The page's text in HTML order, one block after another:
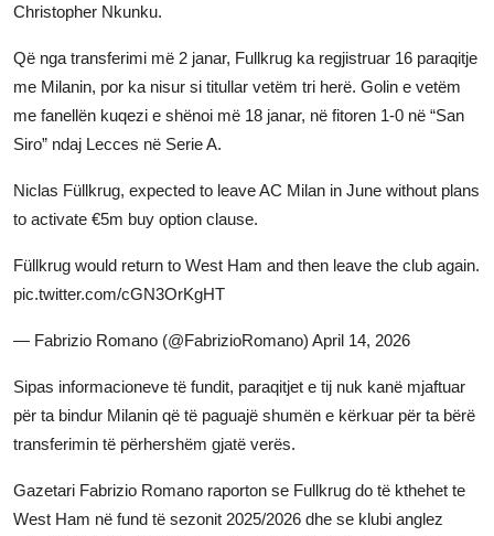
Christopher Nkunku.
Që nga transferimi më 2 janar, Fullkrug ka regjistruar 16 paraqitje
me Milanin, por ka nisur si titullar vetëm tri herë. Golin e vetëm
me fanellën kuqezi e shënoi më 18 janar, në fitoren 1-0 në “San
Siro” ndaj Lecces në Serie A.
Niclas Füllkrug, expected to leave AC Milan in June without plans
to activate €5m buy option clause.
Füllkrug would return to West Ham and then leave the club again.
pic.twitter.com/cGN3OrKgHT
— Fabrizio Romano (@FabrizioRomano) April 14, 2026
Sipas informacioneve të fundit, paraqitjet e tij nuk kanë mjaftuar
për ta bindur Milanin që të paguajë shumën e kërkuar për ta bërë
transferimin të përhershëm gjatë verës.
Gazetari Fabrizio Romano raporton se Fullkrug do të kthehet te
West Ham në fund të sezonit 2025/2026 dhe se klubi anglez